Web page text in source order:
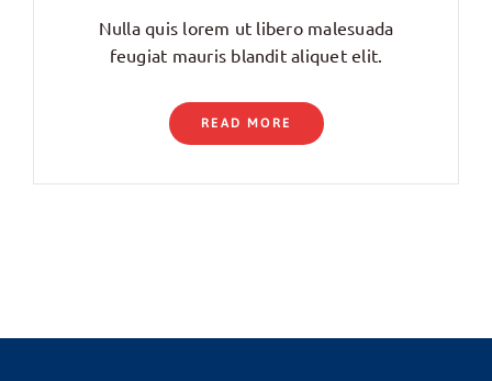
Nulla quis lorem ut libero malesuada
feugiat mauris blandit aliquet elit.
READ MORE